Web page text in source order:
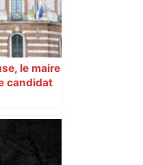
le maire
candidat